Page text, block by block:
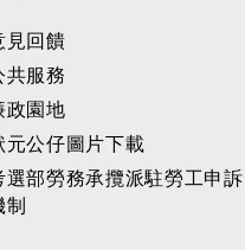
見回饋
共服務
政園地
元公仔圖片下載
選部勞務承攬派駐勞工申訴
制